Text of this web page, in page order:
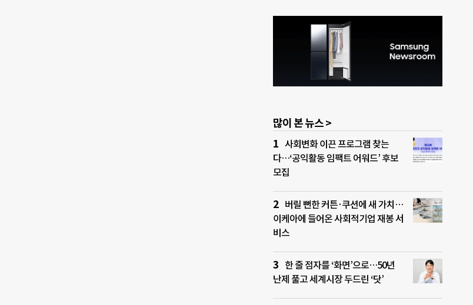
많이 본 뉴스 >
사회변화 이끈 프로그램 찾는
다…‘공익활동 임팩트 어워드’ 후보
모집
버릴 뻔한 커튼·쿠션에 새 가치…
이케아에 들어온 사회적기업 재봉 서
비스
한 줄 점자를 ‘화면’으로…50년
난제 풀고 세계시장 두드린 ‘닷’